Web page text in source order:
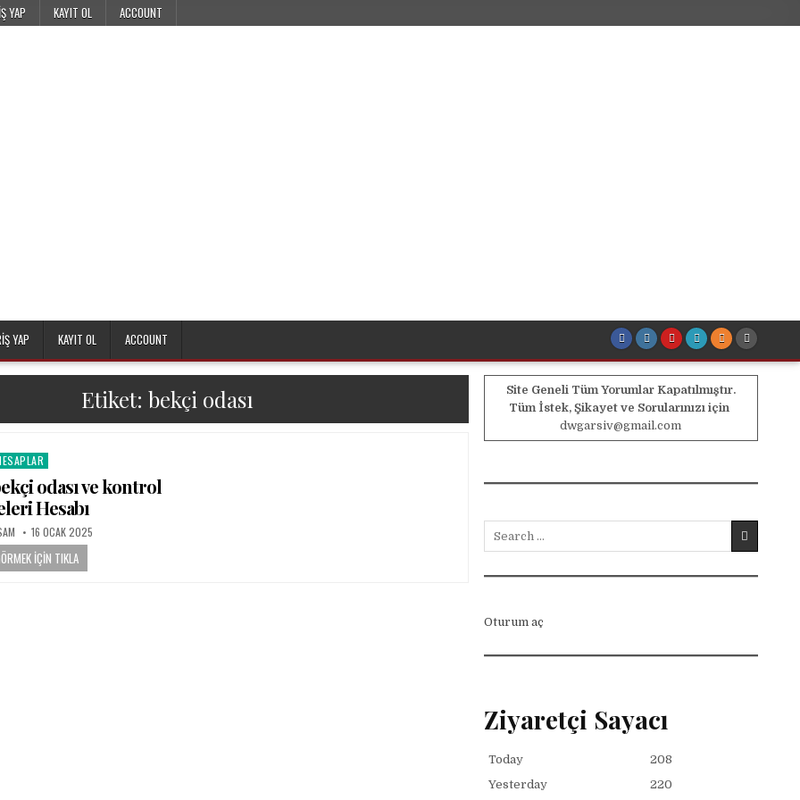
YAP KAYIT OL ACCOUNT
YAP KAYIT OL ACCOUNT
Etiket:bekçi odası
in
odası ve kontrol
Hesabı
PUBLISHED DATE:
16 OCAK 2025
İÇIN TIKLA
Site Geneli Tüm Yorumlar Kapatılmıştır.
Tüm İstek, Şikayet ve Sorularınızı için
dwgarsiv@gmail.com
Oturum aç
Ziyaretçi Sayacı
Today
208
Yesterday
220